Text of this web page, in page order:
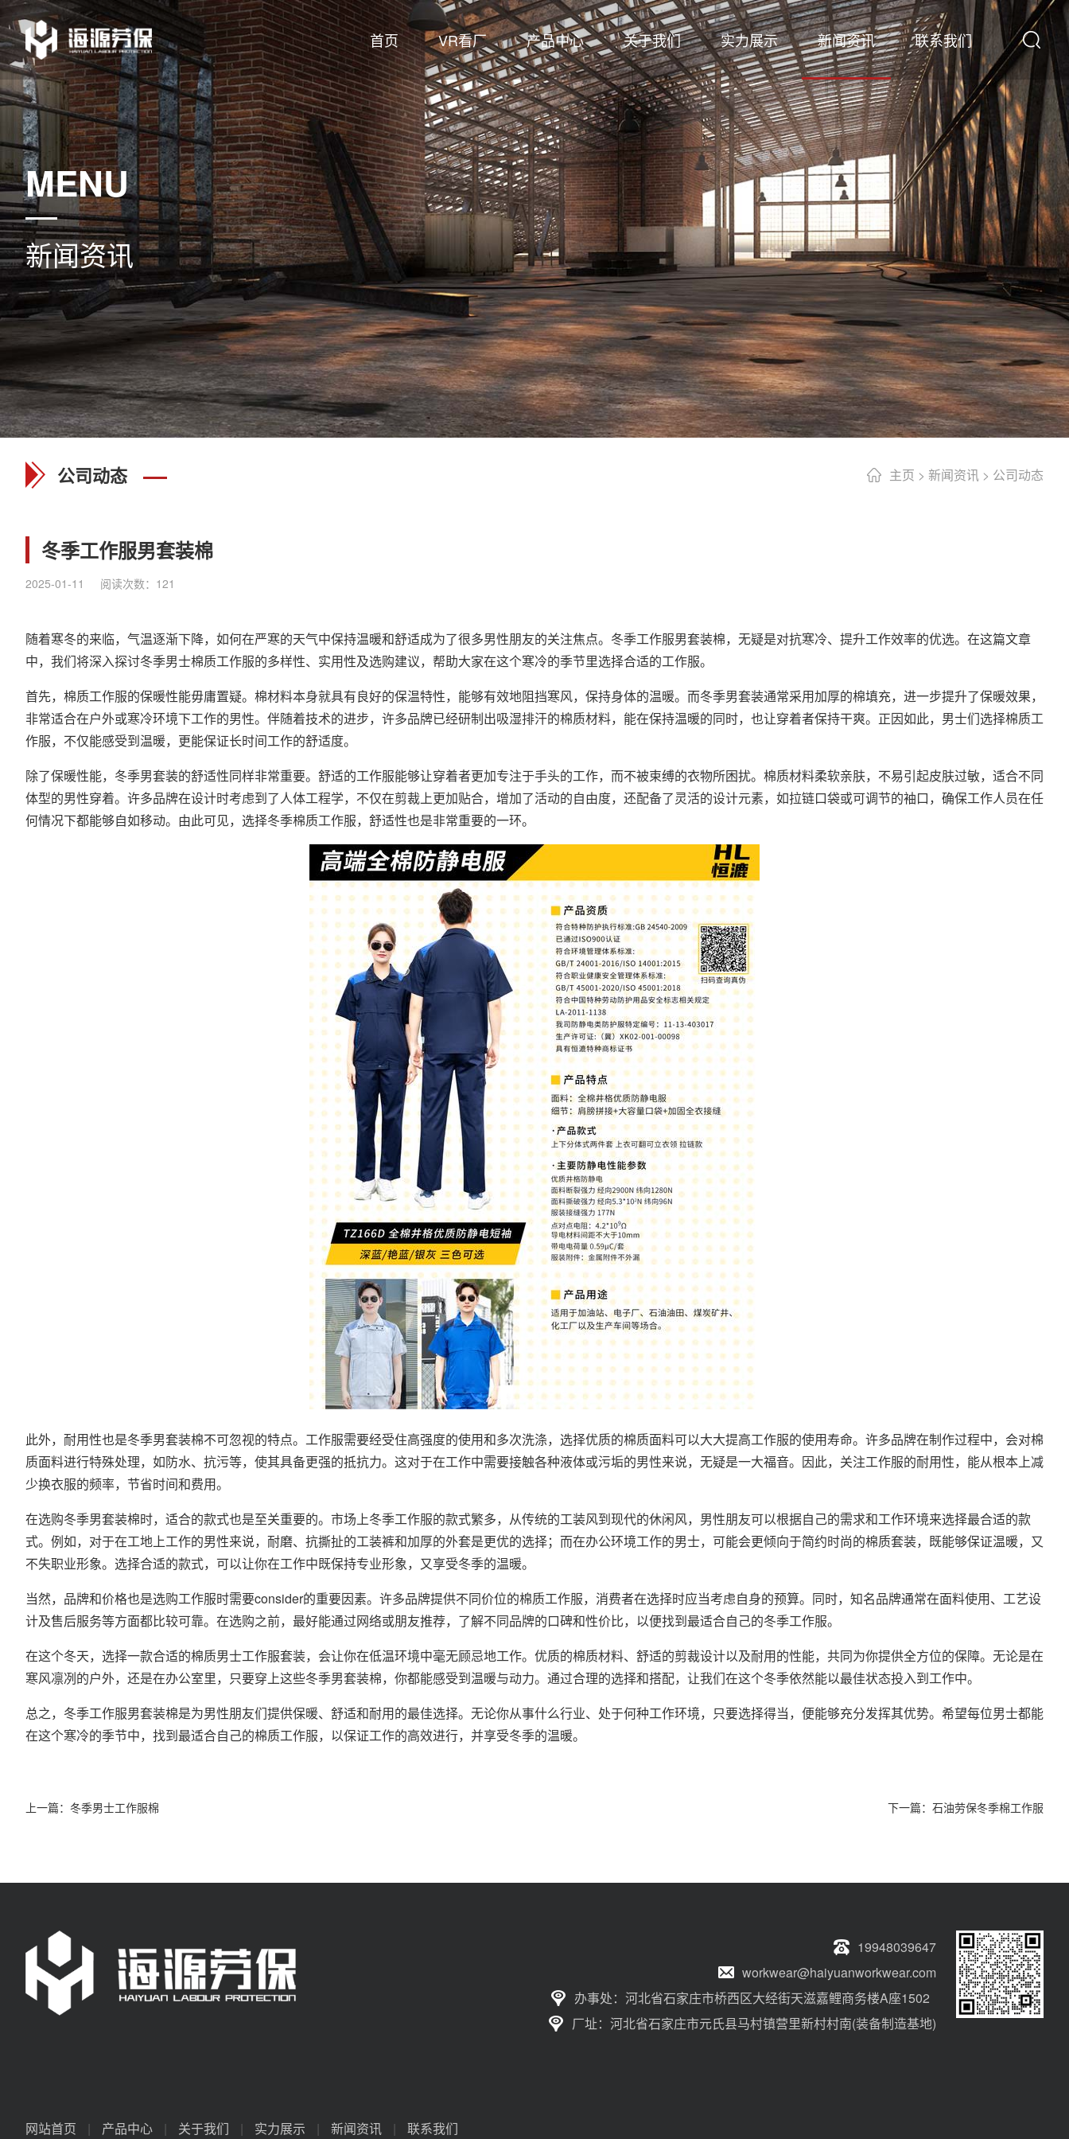
首页 VR看厂 产品中心 关于我们 实力展示 新闻资讯 联系我们
MENU
新闻资讯
主页 > 新闻资讯 > 公司动态
公司动态
冬季工作服男套装棉
2025-01-11 阅读次数： 121
随着寒冬的来临，气温逐渐下降，如何在严寒的天气中保持温暖和舒适成为了很多男性朋友的关注焦点。冬季工作服男套装棉，无疑是对抗寒冷、提升工作效率的优选。在这篇文章
中，我们将深入探讨冬季男士棉质工作服的多样性、实用性及选购建议，帮助大家在这个寒冷的季节里选择合适的工作服。
首先，棉质工作服的保暖性能毋庸置疑。棉材料本身就具有良好的保温特性，能够有效地阻挡寒风，保持身体的温暖。而冬季男套装通常采用加厚的棉填充，进一步提升了保暖效果，
非常适合在户外或寒冷环境下工作的男性。伴随着技术的进步，许多品牌已经研制出吸湿排汗的棉质材料，能在保持温暖的同时，也让穿着者保持干爽。正因如此，男士们选择棉质工
作服，不仅能感受到温暖，更能保证长时间工作的舒适度。
除了保暖性能，冬季男套装的舒适性同样非常重要。舒适的工作服能够让穿着者更加专注于手头的工作，而不被束缚的衣物所困扰。棉质材料柔软亲肤，不易引起皮肤过敏，适合不同
体型的男性穿着。许多品牌在设计时考虑到了人体工程学，不仅在剪裁上更加贴合，增加了活动的自由度，还配备了灵活的设计元素，如拉链口袋或可调节的袖口，确保工作人员在任
何情况下都能够自如移动。由此可见，选择冬季棉质工作服，舒适性也是非常重要的一环。
此外，耐用性也是冬季男套装棉不可忽视的特点。工作服需要经受住高强度的使用和多次洗涤，选择优质的棉质面料可以大大提高工作服的使用寿命。许多品牌在制作过程中，会对棉
质面料进行特殊处理，如防水、抗污等，使其具备更强的抵抗力。这对于在工作中需要接触各种液体或污垢的男性来说，无疑是一大福音。因此，关注工作服的耐用性，能从根本上减
少换衣服的频率，节省时间和费用。
在选购冬季男套装棉时，适合的款式也是至关重要的。市场上冬季工作服的款式繁多，从传统的工装风到现代的休闲风，男性朋友可以根据自己的需求和工作环境来选择最合适的款
式。例如，对于在工地上工作的男性来说，耐磨、抗撕扯的工装裤和加厚的外套是更优的选择；而在办公环境工作的男士，可能会更倾向于简约时尚的棉质套装，既能够保证温暖，又
不失职业形象。选择合适的款式，可以让你在工作中既保持专业形象，又享受冬季的温暖。
当然，品牌和价格也是选购工作服时需要consider的重要因素。许多品牌提供不同价位的棉质工作服，消费者在选择时应当考虑自身的预算。同时，知名品牌通常在面料使用、工艺设
计及售后服务等方面都比较可靠。在选购之前，最好能通过网络或朋友推荐，了解不同品牌的口碑和性价比，以便找到最适合自己的冬季工作服。
在这个冬天，选择一款合适的棉质男士工作服套装，会让你在低温环境中毫无顾忌地工作。优质的棉质材料、舒适的剪裁设计以及耐用的性能，共同为你提供全方位的保障。无论是在
寒风凛冽的户外，还是在办公室里，只要穿上这些冬季男套装棉，你都能感受到温暖与动力。通过合理的选择和搭配，让我们在这个冬季依然能以最佳状态投入到工作中。
总之，冬季工作服男套装棉是为男性朋友们提供保暖、舒适和耐用的最佳选择。无论你从事什么行业、处于何种工作环境，只要选择得当，便能够充分发挥其优势。希望每位男士都能
在这个寒冷的季节中，找到最适合自己的棉质工作服，以保证工作的高效进行，并享受冬季的温暖。
上一篇： 冬季男士工作服棉 下一篇： 石油劳保冬季棉工作服
19948039647
workwear@haiyuanworkwear.com
办事处：河北省石家庄市桥西区大经街天滋嘉鲤商务楼A座1502
厂址：河北省石家庄市元氏县马村镇营里新村村南(装备制造基地)
网站首页 | 产品中心 | 关于我们 | 实力展示 | 新闻资讯 | 联系我们